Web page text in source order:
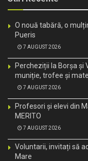
O nouă tabără, o
Pueris
7 AUGUST 2026
Percheziții la Borșa și
muniție, trofee și
7 AUGUST 2026
Profesori și elevi din
MERITO
7 AUGUST 2026
Voluntarii, invitați să
Mare